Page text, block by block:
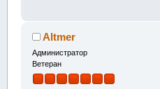
Altmer
Администратор
Ветеран